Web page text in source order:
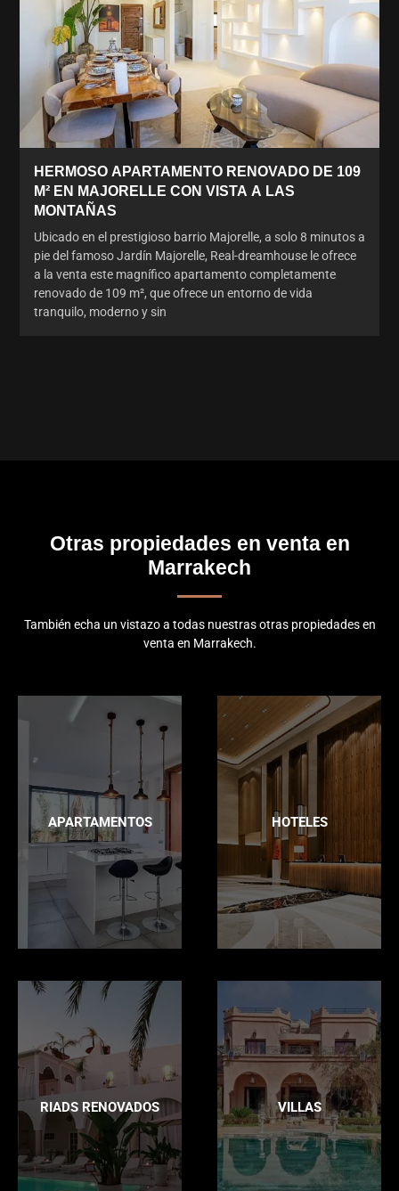
HERMOSO APARTAMENTO RENOVADO DE 109
M² EN MAJORELLE CON VISTA A LAS
MONTAÑAS
Ubicado en el prestigioso barrio Majorelle, a solo 8 minutos a
pie del famoso Jardín Majorelle, Real-dreamhouse le ofrece
a la venta este magnífico apartamento completamente
renovado de 109 m², que ofrece un entorno de vida
tranquilo, moderno y sin
Otras propiedades en venta en
Marrakech
También echa un vistazo a todas nuestras otras propiedades en
venta en Marrakech.
APARTAMENTOS HOTELES
RIADS RENOVADOS VILLAS